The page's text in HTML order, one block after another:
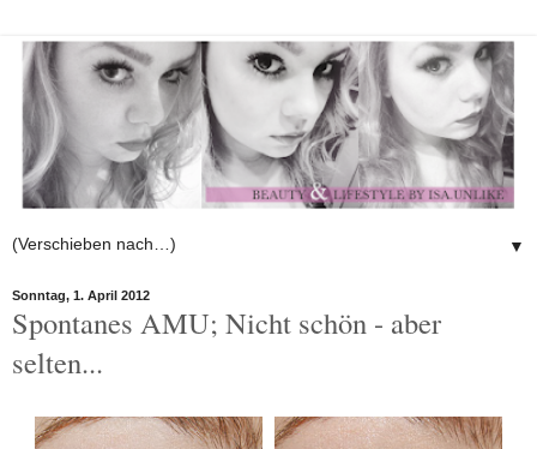
▼
Sonntag, 1. April 2012
Spontanes AMU; Nicht schön - aber
selten...